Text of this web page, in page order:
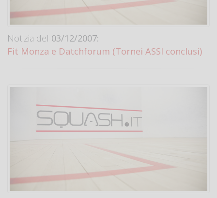
Notizia del 03/12/2007:
Fit Monza e Datchforum (Tornei ASSI conclusi)